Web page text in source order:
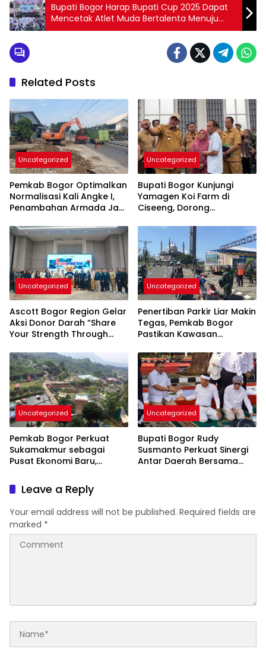
Bupati Bogor Harap Bupati Cup 2025 Dapat
Mencetak Atlet Muda Bertalenta Menuju
POPDA 2025
Related Posts
Uncategorized
Pemkab Bogor Optimalkan
Normalisasi Kali Angke I,
Penambahan Armada Jadi
Uncategorized
Bupati Bogor Kunjungi
Yamagen Koi Farm di
Ciseeng, Dorong
Perikanan Daerah
Uncategorized
Ascott Bogor Region Gelar
Aksi Donor Darah “Share
Your Strength Through
PMI Kabupaten Bogor
Uncategorized
Penertiban Parkir Liar Makin
Tegas, Pemkab Bogor
Pastikan Kawasan
Uncategorized
Pemkab Bogor Perkuat
Sukamakmur sebagai
Pusat Ekonomi Baru,
Bogor Timur
Uncategorized
Bupati Bogor Rudy
Susmanto Perkuat Sinergi
Antar Daerah Bersama
Leave a Reply
Your email address will not be published. Required fields are
marked *